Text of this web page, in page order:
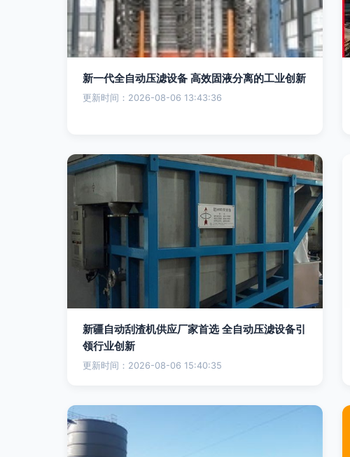
新一代全自动压滤设备 高效固液分离的工业创新
更新时间：2026-08-06 13:43:36
新疆自动刮渣机供应厂家首选 全自动压滤设备引
领行业创新
更新时间：2026-08-06 15:40:35